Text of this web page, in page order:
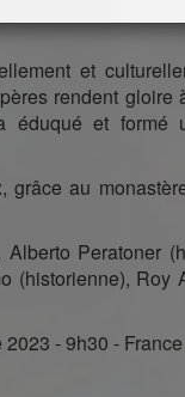
arménien a été
et
rendent gloire
éduqué et formé
grâce au
Peratoner
(historienne), Roy
- 9h30 -